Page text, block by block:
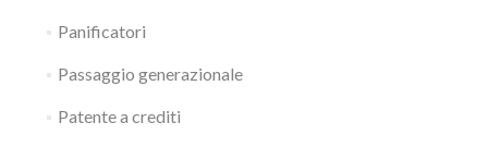
Panificatori
Passaggio generazionale
Patente a crediti